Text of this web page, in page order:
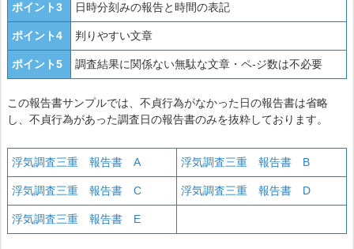
ポイント3 日時分刻みの報告と時間の表記
ポイント4 判りやすい文章
ポイント5 調査結果に関係ない無駄な文章・ペ-ジ数は不必要
この報告書サンプルでは、不貞行為がなかった日の報告書は省略
し、不貞行為があった調査日の報告書のみを抜粋しております。
浮気調査三重 報告書 A 浮気調査三重 報告書 B
浮気調査三重 報告書 C 浮気調査三重 報告書 D
浮気調査三重 報告書 E